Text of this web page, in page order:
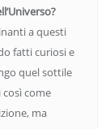
a questi
fatti curiosi e
quel sottile
come
ma